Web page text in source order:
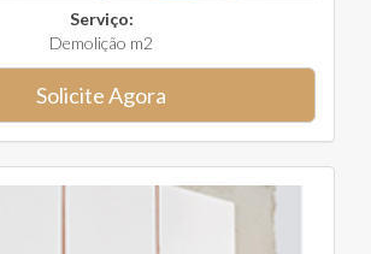
Serviço:
Demolição m2
Solicite Agora